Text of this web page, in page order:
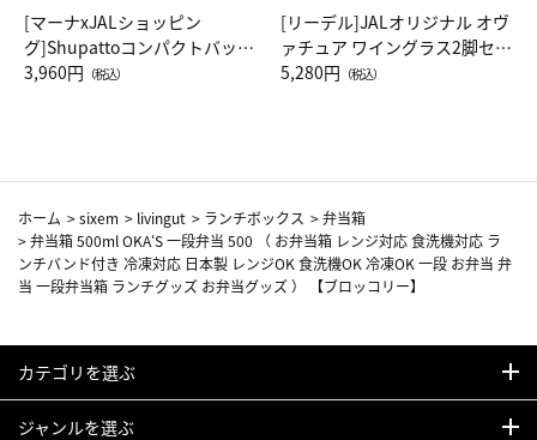
[マーナxJALショッピン
グ]Shupattoコンパクトバッグ
Drop JAL客室乗務員（LC）ス
3,960円 （税込）
[リーデル]JALオリジナル オヴ
ァチュア ワイングラス2脚セッ
ト（レッドワイン）
5,280円 （税込）
ホーム >sixem > livingut > ランチボックス >弁当箱
>弁当箱 500ml OKA‘S 一段弁当 500 （ お弁当箱 レンジ対応 食洗機対応 ラ
ンチバンド付き 冷凍対応 日本製 レンジOK 食洗機OK 冷凍OK 一段 お弁当 弁
当 一段弁当箱 ランチグッズ お弁当グッズ ） 【ブロッコリー】
カテゴリを選ぶ
ジャンルを選ぶ